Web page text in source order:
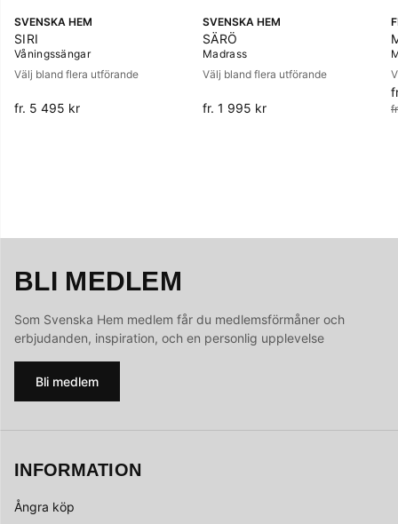
SVENSKA HEM
SIRI
Våningssängar
Välj bland flera utförande
fr. 5 495 kr
SVENSKA HEM
SÄRÖ
Madrass
Välj bland flera utförande
fr. 1 995 kr
BLI MEDLEM
Som Svenska Hem medlem får du medlemsförmåner och
erbjudanden, inspiration, och en personlig upplevelse
Bli medlem
INFORMATION
Ångra köp